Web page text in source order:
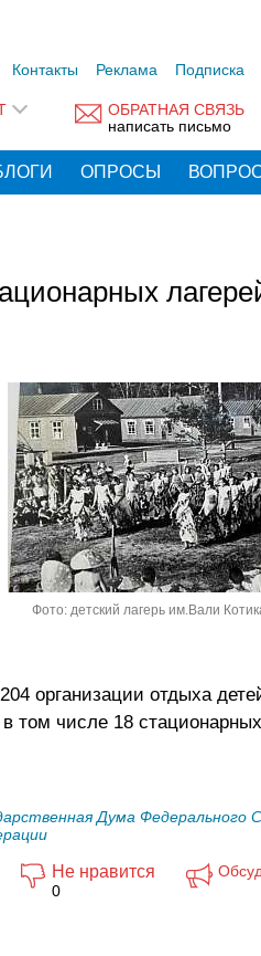
Контакты Реклама Подписка
ОБРАТНАЯ СВЯЗЬ
написать письмо
ОПРОСЫ
Фото: детский лагерь им.Вали
организации отдыха
том числе 18
Дума Федерального
Не нравится
0